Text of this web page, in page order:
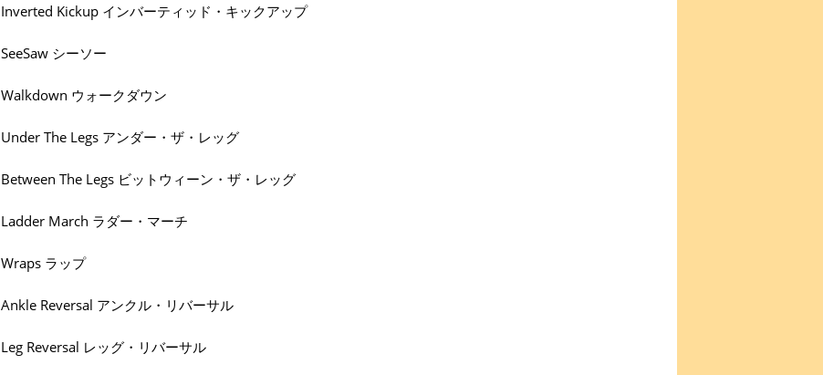
Inverted Kickup インバーティッド・キックアップ
SeeSaw シーソー
Walkdown ウォークダウン
Under The Legs アンダー・ザ・レッグ
Between The Legs ビットウィーン・ザ・レッグ
Ladder March ラダー・マーチ
Wraps ラップ
Ankle Reversal アンクル・リバーサル
Leg Reversal レッグ・リバーサル